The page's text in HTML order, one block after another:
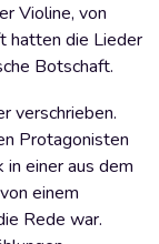
Violine, von
hatten die Lieder
Botschaft.
verschrieben.
Protagonisten
einer aus dem
einem
Rede war.